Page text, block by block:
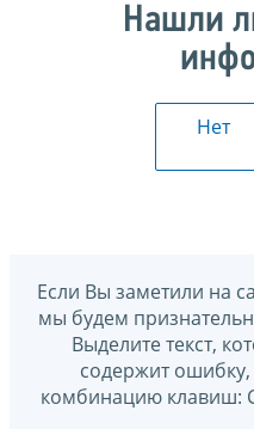
Нашли
Нет
Если Вы заметили на
мы будем
Выделите текст,
содержит
комбинацию клавиш: